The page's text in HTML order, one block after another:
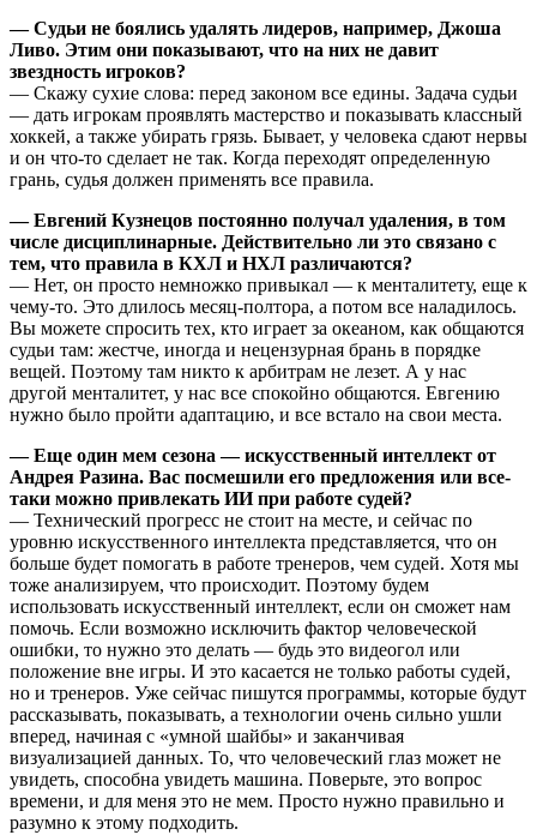
— Судьи не боялись удалять лидеров, например, Джоша
Ливо. Этим они показывают, что на них не давит
звездность игроков?
— Скажу сухие слова: перед законом все едины. Задача судьи
— дать игрокам проявлять мастерство и показывать классный
хоккей, а также убирать грязь. Бывает, у человека сдают нервы
и он что-то сделает не так. Когда переходят определенную
грань, судья должен применять все правила.
— Евгений Кузнецов постоянно получал удаления, в том
числе дисциплинарные. Действительно ли это связано с
тем, что правила в КХЛ и НХЛ различаются?
— Нет, он просто немножко привыкал — к менталитету, еще к
чему-то. Это длилось месяц-полтора, а потом все наладилось.
Вы можете спросить тех, кто играет за океаном, как общаются
судьи там: жестче, иногда и нецензурная брань в порядке
вещей. Поэтому там никто к арбитрам не лезет. А у нас
другой менталитет, у нас все спокойно общаются. Евгению
нужно было пройти адаптацию, и все встало на свои места.
— Еще один мем сезона — искусственный интеллект от
Андрея Разина. Вас посмешили его предложения или все-
таки можно привлекать ИИ при работе судей?
— Технический прогресс не стоит на месте, и сейчас по
уровню искусственного интеллекта представляется, что он
больше будет помогать в работе тренеров, чем судей. Хотя мы
тоже анализируем, что происходит. Поэтому будем
использовать искусственный интеллект, если он сможет нам
помочь. Если возможно исключить фактор человеческой
ошибки, то нужно это делать — будь это видеогол или
положение вне игры. И это касается не только работы судей,
но и тренеров. Уже сейчас пишутся программы, которые будут
рассказывать, показывать, а технологии очень сильно ушли
вперед, начиная с «умной шайбы» и заканчивая
визуализацией данных. То, что человеческий глаз может не
увидеть, способна увидеть машина. Поверьте, это вопрос
времени, и для меня это не мем. Просто нужно правильно и
разумно к этому подходить.